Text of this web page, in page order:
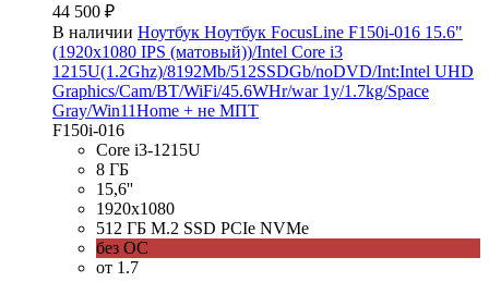
44 500 ₽
В наличии Ноутбук Ноутбук FocusLine F150i-016 15.6"
(1920x1080 IPS (матовый))/Intel Core i3
1215U(1.2Ghz)/8192Mb/512SSDGb/noDVD/Int:Intel UHD
Graphics/Cam/BT/WiFi/45.6WHr/war 1y/1.7kg/Space
Gray/Win11Home + не МПТ
F150i-016
Core i3-1215U
8 ГБ
15,6''
1920x1080
512 ГБ M.2 SSD PCIe NVMe
без ОС
от 1.7